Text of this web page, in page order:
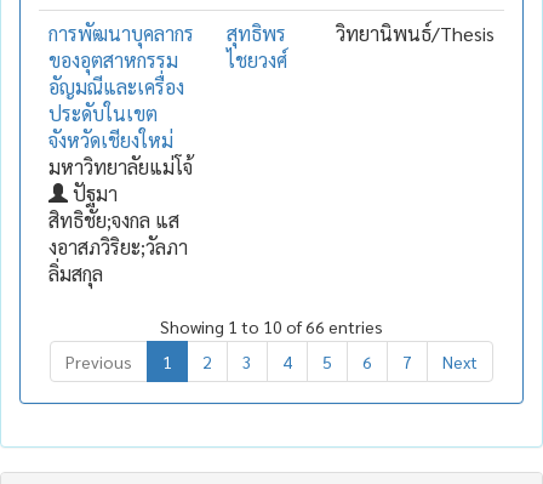
การพัฒนาบุคลากร
ของอุตสาหกรรม
อัญมณีและเครื่อง
ประดับในเขต
จังหวัดเชียงใหม่
มหาวิทยาลัยแม่โจ้
ปัฐมา
สิทธิชัย;จงกล แส
งอาสภวิริยะ;วัลภา
ลิ่มสกุล
สุทธิพร
ไชยวงศ์
วิทยานิพนธ์/Thesis
Showing 1 to 10 of 66 entries
Previous
1 2 3 4 5 6 7 Next